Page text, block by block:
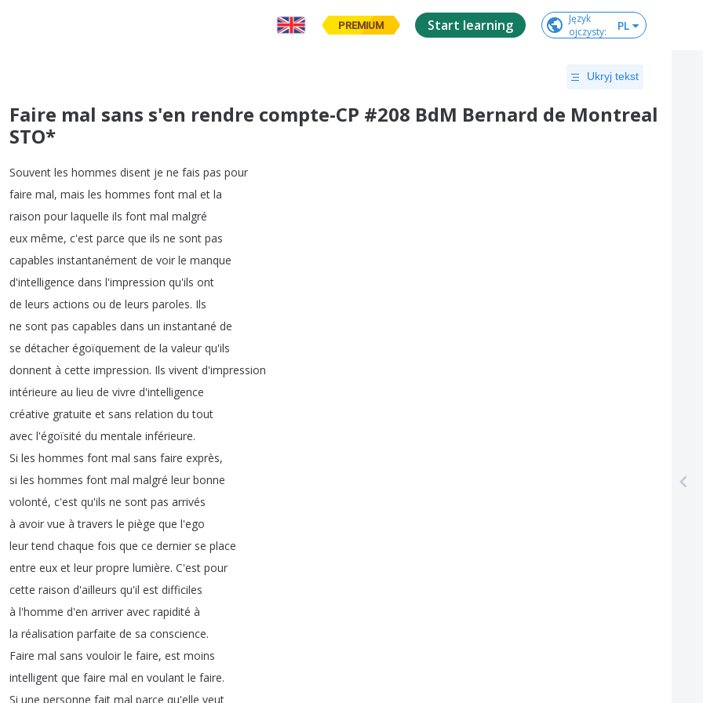
PREMIUM Start learning
Język
ojczysty: PL
Ukryj tekst
Faire mal sans s'en rendre compte-CP #208 BdM Bernard de Montreal
STO*
Souvent les hommes disent je ne fais pas pour
faire mal, mais les hommes font mal et la
raison pour laquelle ils font mal malgré
eux même, c'est parce que ils ne sont pas
capables instantanément de voir le manque
d'intelligence dans l'impression qu'ils ont
de leurs actions ou de leurs paroles. Ils
ne sont pas capables dans un instantané de
se détacher égoïquement de la valeur qu'ils
donnent à cette impression. Ils vivent d'impression
intérieure au lieu de vivre d'intelligence
créative gratuite et sans relation du tout
avec l'égoïsité du mentale inférieure.
Si les hommes font mal sans faire exprès,
si les hommes font mal malgré leur bonne
volonté, c'est qu'ils ne sont pas arrivés
à avoir vue à travers le piège que l'ego
leur tend chaque fois que ce dernier se place
entre eux et leur propre lumière. C'est pour
cette raison d'ailleurs qu'il est difficiles
à l'homme d'en arriver avec rapidité à
la réalisation parfaite de sa conscience.
Faire mal sans vouloir le faire, est moins
intelligent que faire mal en voulant le faire.
Si une personne fait mal parce qu'elle veut